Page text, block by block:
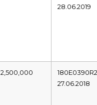
28.06.2019
2,500,000
27.06.2018